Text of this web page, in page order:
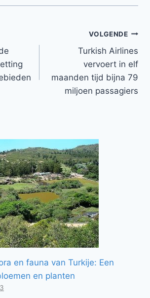
VOLGENDE
Turkish Airlines
vervoert in elf
maanden tijd bijna 79
miljoen passagiers
en fauna van Turkije: Een
en planten